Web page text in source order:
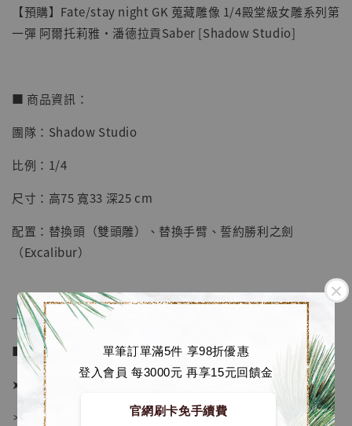
單筆訂單滿5件 享98折優惠
登入會員 每3000元 再享15元回饋金
官網刷卡免手續費
【店內現貨】七龍珠 系列蒐藏雕像 悟空 鳥山
明紀念款 [奇蹟工作室]
NT$ 5,580
【預購】Fate/stay night GK 蒐藏雕像 1/4殿堂級女雕系列第
一彈 阿爾托莉雅·潘德拉貢Saber [Shadow Studio]
■ 商品資訊：
團隊：Shadow Studio
比例：1/4
尺寸：高75 寬33 深25 cm
配置：替換頭（雙頭雕）、替換手臂、誓約勝利之劍
（Excalibur）
──────────────
■ 販售資訊 (NT$)：
➤ 價格 14680元 (訂金5680)
＊ 國際運費另計